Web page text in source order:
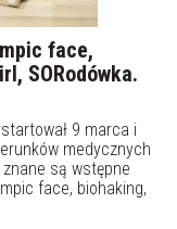
face,
SORodówka.
9 marca i
medycznych
są wstępne
face, biohaking,